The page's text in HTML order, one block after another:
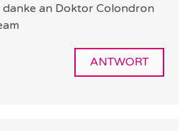
an Doktor Colondron
ANTWORT